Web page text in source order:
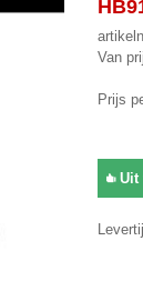
Van
Prijs
Uit